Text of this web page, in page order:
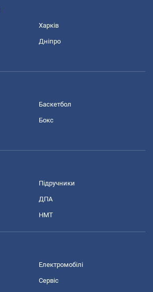
Харків
Дніпро
Баскетбол
Бокс
Підручники
ДПА
НМТ
Електромобілі
Сервіс